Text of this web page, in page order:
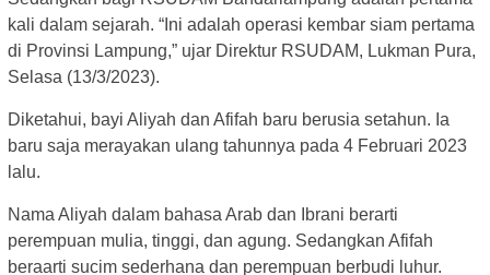
kali dalam sejarah. “Ini adalah operasi kembar siam pertama
di Provinsi Lampung,” ujar Direktur RSUDAM, Lukman Pura,
Selasa (13/3/2023).
Diketahui, bayi Aliyah dan Afifah baru berusia setahun. Ia
baru saja merayakan ulang tahunnya pada 4 Februari 2023
lalu.
Nama Aliyah dalam bahasa Arab dan Ibrani berarti
perempuan mulia, tinggi, dan agung. Sedangkan Afifah
beraarti sucim sederhana dan perempuan berbudi luhur.